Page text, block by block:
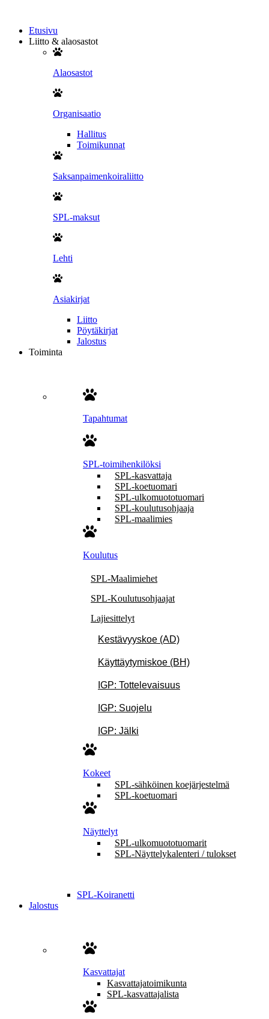
Etusivu
Liitto & alaosastot
Alaosastot
Organisaatio
Hallitus
Toimikunnat
Saksanpaimenkoiraliitto
SPL-maksut
Lehti
Asiakirjat
Liitto
Pöytäkirjat
Jalostus
Toiminta
Tapahtumat
SPL-toimihenkilöksi
SPL-kasvattaja
SPL-koetuomari
SPL-ulkomuototuomari
SPL-koulutusohjaaja
SPL-maalimies
Koulutus
SPL-Maalimiehet
SPL-Koulutusohjaajat
Lajiesittelyt
Kestävyyskoe (AD)
Käyttäytymiskoe (BH)
IGP: Tottelevaisuus
IGP: Suojelu
IGP: Jälki
Kokeet
SPL-sähköinen koejärjestelmä
SPL-koetuomari
Näyttelyt
SPL-ulkomuototuomarit
SPL-Näyttelykalenteri / tulokset
SPL-Koiranetti
Jalostus
Kasvattajat
Kasvattajatoimikunta
SPL-kasvattajalista